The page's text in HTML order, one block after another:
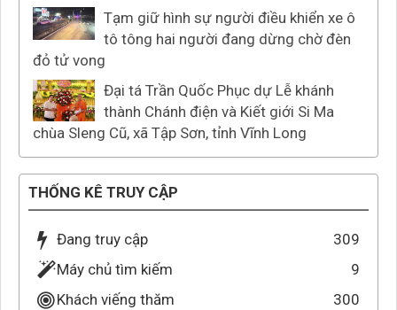
Tạm giữ hình sự người điều khiển xe ô
tô tông hai người đang dừng chờ đèn
đỏ tử vong
Đại tá Trần Quốc Phục dự Lễ khánh
thành Chánh điện và Kiết giới Si Ma
chùa Sleng Cũ, xã Tập Sơn, tỉnh Vĩnh Long
THỐNG KÊ TRUY CẬP
Đang truy cập
309
Máy chủ tìm kiếm
9
Khách viếng thăm
300